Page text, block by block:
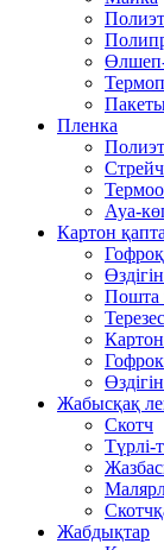
Пленка
Стрейч
Ауа-
Картон
Пошта
Жабысқақ
Скотч
Түрлі-
Жабдықтар